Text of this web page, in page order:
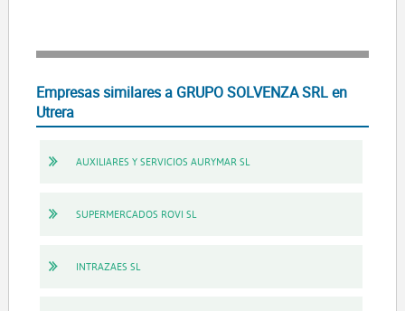
Empresas similares a GRUPO SOLVENZA SRL en
Utrera
AUXILIARES Y SERVICIOS AURYMAR SL
SUPERMERCADOS ROVI SL
INTRAZAES SL